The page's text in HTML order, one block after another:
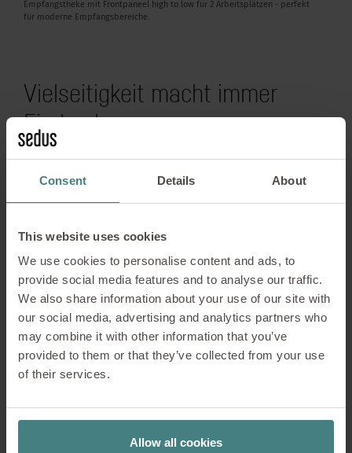
Consent Details About
This website uses cookies
We use cookies to personalise content and ads, to
provide social media features and to analyse our traffic.
We also share information about your use of our site with
our social media, advertising and analytics partners who
may combine it with other information that you’ve
provided to them or that they’ve collected from your use
of their services.
Allow all cookies
Empfangstheke mit Frontpaneel high to low für 2 Arbeitsplätzen - perfekt
für moderne Empfangsbereiche.
Vielseitigkeit macht immer
Eindruck
der Sedus Empfangstheke. Ein intelligenter
Grundbaukasten sowie vielfältige Ausstattungs- und
unterschiedlichste Lösungen mit wenig Aufwand zu
realisieren – ganz nach Bedarf und Budgetrahmen.
So entstehen individuelle Empfangsbereiche und
inspirierende Ideen für Empfangsmöbel, die
Funktionalität und Design optimal miteinander
verbinden.
Die modulare Empfangstheke passt sich flexibel an
repräsentativen Firmenfoyer bis zum modernen
Details und ergonomische Lösungen sorgen dafür,